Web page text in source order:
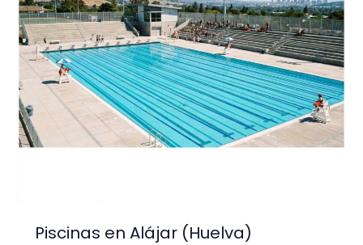
Piscinas en Alájar (Huelva)